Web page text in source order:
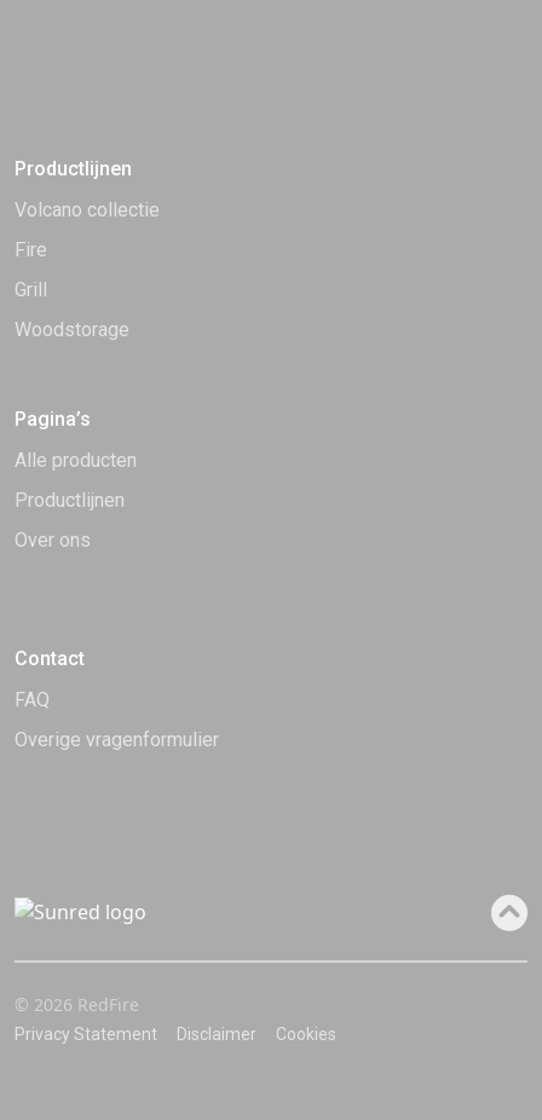
Productlijnen
Volcano collectie
Fire
Grill
Woodstorage
Pagina’s
Alle producten
Productlijnen
Over ons
Contact
FAQ
Overige vragenformulier
© 2026 RedFire
Privacy Statement Disclaimer Cookies